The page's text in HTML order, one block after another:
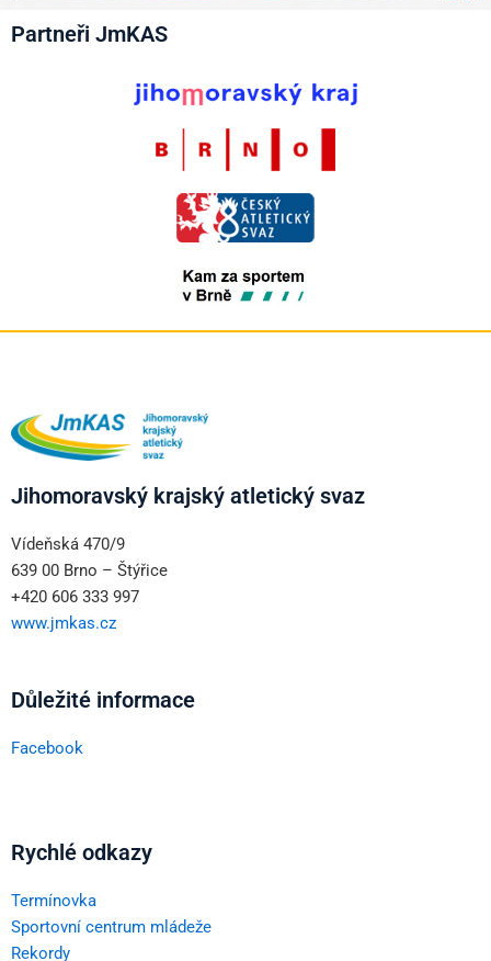
Partneři JmKAS
Jihomoravský krajský atletický svaz
Vídeňská 470/9
639 00 Brno – Štýřice
+420 606 333 997
www.jmkas.cz
Důležité informace
Facebook
Rychlé odkazy
Termínovka
Sportovní centrum mládeže
Rekordy